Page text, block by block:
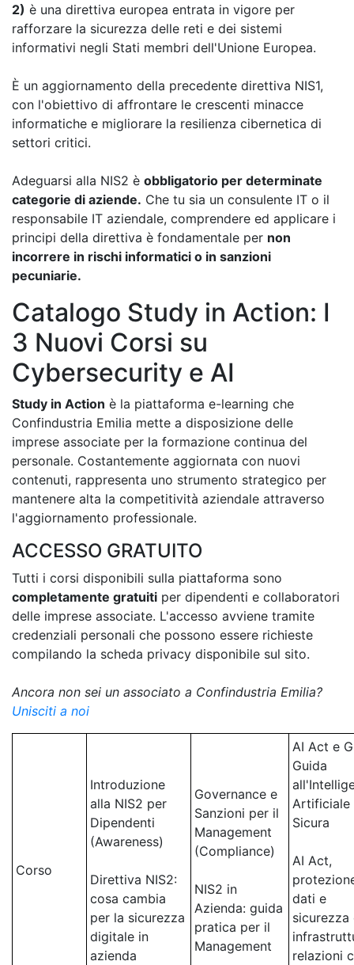
2) è una direttiva europea entrata in vigore per
rafforzare la sicurezza delle reti e dei sistemi
informativi negli Stati membri dell'Unione Europea.
È un aggiornamento della precedente direttiva NIS1,
con l'obiettivo di affrontare le crescenti minacce
informatiche e migliorare la resilienza cibernetica di
settori critici.
Adeguarsi alla NIS2 è obbligatorio per determinate
categorie di aziende. Che tu sia un consulente IT o il
responsabile IT aziendale, comprendere ed applicare i
principi della direttiva è fondamentale per non
incorrere in rischi informatici o in sanzioni
pecuniarie.
Catalogo Study in Action: I
3 Nuovi Corsi su
Cybersecurity e AI
Study in Action è la piattaforma e-learning che
Confindustria Emilia mette a disposizione delle
imprese associate per la formazione continua del
personale. Costantemente aggiornata con nuovi
contenuti, rappresenta uno strumento strategico per
mantenere alta la competitività aziendale attraverso
l'aggiornamento professionale.
ACCESSO GRATUITO
Tutti i corsi disponibili sulla piattaforma sono
completamente gratuiti per dipendenti e collaboratori
delle imprese associate. L'accesso avviene tramite
credenziali personali che possono essere richieste
compilando la scheda privacy disponibile sul sito.
Ancora non sei un associato a Confindustria Emilia?
Unisciti a noi
Corso
Introduzione
alla NIS2 per
Dipendenti
(Awareness)
Direttiva NIS2:
cosa cambia
per la sicurezza
digitale in
azienda
Governance e
Sanzioni per il
Management
(Compliance)
NIS2 in
Azienda: guida
pratica per il
Management
AI Act e
Guida
Artificiale
Sicura
AI Act,
dati e
sicurezza
relazioni